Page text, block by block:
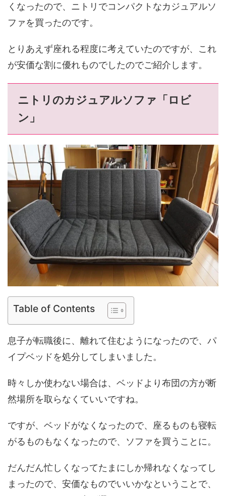
くなったので、ニトリでコンパクトなカジュアルソ
ファを買ったのです。
とりあえず座れる程度に考えていたのですが、これ
が安価な割に優れものでしたのでご紹介します。
ニトリのカジュアルソファ「ロビ
ン」
Table of Contents
息子が転職後に、離れて住むようになったので、パ
イプベッドを処分してしまいました。
時々しか使わない場合は、ベッドより布団の方が断
然場所を取らなくていいですね。
ですが、ベッドがなくなったので、座るものも寝転
がるものもなくなったので、ソファを買うことに。
だんだん忙しくなってたまにしか帰れなくなってし
まったので、安価なものでいいかなということで、